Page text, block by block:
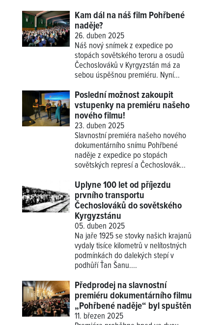
Kam dál na náš film Pohřbené
naděje?
26. duben 2025
Náš nový snímek z expedice po
stopách sovětského teroru a osudů
Čechoslováků v Kyrgyzstán má za
sebou úspěšnou premiéru. Nyní...
Poslední možnost zakoupit
vstupenky na premiéru našeho
nového filmu!
23. duben 2025
Slavnostní premiéra našeho nového
dokumentárního snímu Pohřbené
naděje z expedice po stopách
sovětských represí a Čechoslovák...
Uplyne 100 let od příjezdu
prvního transportu
Čechoslováků do sovětského
Kyrgyzstánu
05. duben 2025
Na jaře 1925 se stovky našich krajanů
vydaly tisíce kilometrů v nelítostných
podmínkách do dalekých stepí v
podhůří Ťan Šanu....
Předprodej na slavnostní
premiéru dokumentárního filmu
„Pohřbené naděje“ byl spuštěn
11. březen 2025